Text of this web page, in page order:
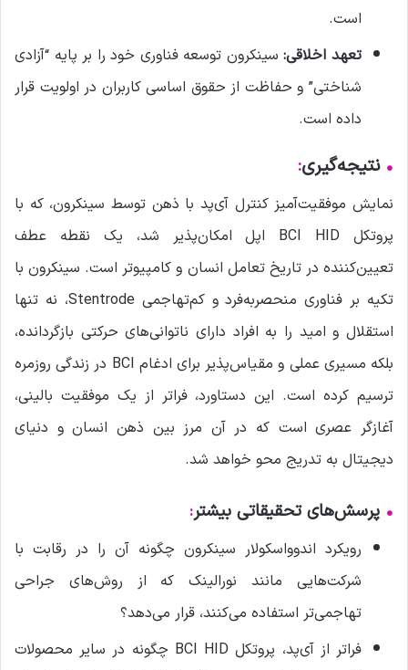
است.
تعهد اخلاقی:سینکرون توسعه فناوری خود را بر پایه “آزادی
شناختی” و حفاظت از حقوق اساسی کاربران در اولویت قرار
داده است.
•نتیجه‌گیری:
نمایش موفقیت‌آمیز کنترل آی‌پد با ذهن توسط سینکرون، که با
پروتکل BCI HID اپل امکان‌پذیر شد، یک نقطه عطف
تعیین‌کننده در تاریخ تعامل انسان و کامپیوتر است. سینکرون با
تکیه بر فناوری منحصربه‌فرد و کم‌تهاجمی Stentrode، نه تنها
استقلال و امید را به افراد دارای ناتوانی‌های حرکتی بازگردانده،
بلکه مسیری عملی و مقیاس‌پذیر برای ادغام BCI در زندگی روزمره
ترسیم کرده است. این دستاورد، فراتر از یک موفقیت بالینی،
آغازگر عصری است که در آن مرز بین ذهن انسان و دنیای
دیجیتال به تدریج محو خواهد شد.
• پرسش‌های تحقیقاتی بیشتر:
رویکرد اندوواسکولار سینکرون چگونه آن را در رقابت با
شرکت‌هایی مانند نورالینک که از روش‌های جراحی
تهاجمی‌تر استفاده می‌کنند، قرار می‌دهد؟
فراتر از آی‌پد، پروتکل BCI HID چگونه در سایر محصولات